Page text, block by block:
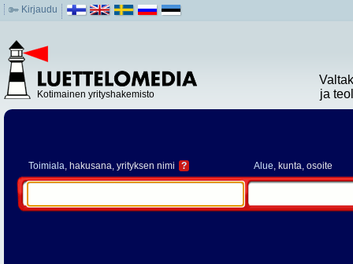
Kirjaudu
Kotimainen yrityshakemisto
ja
Toimiala, hakusana, yrityksen nimi ? Alue, kunta, osoite